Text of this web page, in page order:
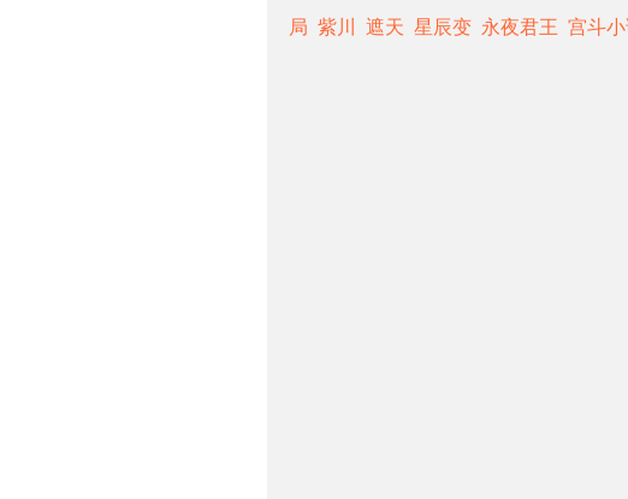
局 紫川 遮天 星辰变 永夜君王 宫斗